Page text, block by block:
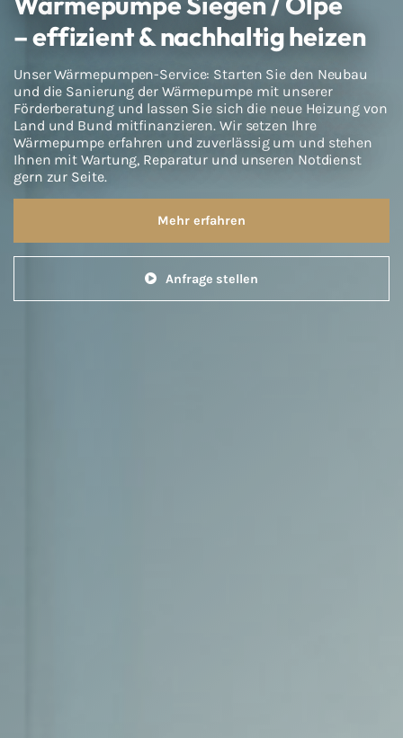
– effizient & nachhaltig heizen
Unser Wärmepumpen-Service: Starten Sie den Neubau
und die Sanierung der Wärmepumpe mit unserer
Förderberatung und lassen Sie sich die neue Heizung von
Land und Bund mitfinanzieren. Wir setzen Ihre
Wärmepumpe erfahren und zuverlässig um und stehen
Ihnen mit Wartung, Reparatur und unseren Notdienst
gern zur Seite.
Mehr erfahren
Anfrage stellen